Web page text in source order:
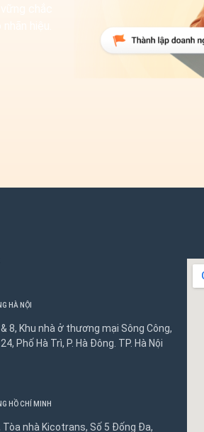
HÀ NỘI
8, Khu nhà ở thương mại Sông Công,
24, Phố Hà Trì, P. Hà Đông. TP. Hà Nội
HỒ CHÍ MINH
Tòa nhà Kicotrans, Số 5 Đống Đa,